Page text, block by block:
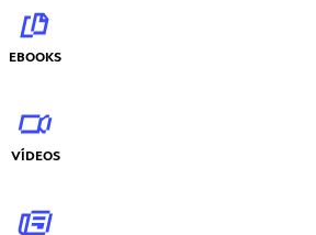
EBOOKS
VÍDEOS